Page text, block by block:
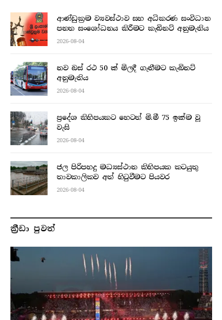
ආණ්ඩුක්‍රම ව්‍යවස්ථාව සහ අධිකරණ සංවිධාන
පනත සංශෝධනය කිරීමට කැබිනට් අනුමැතිය
2026-08-04
නව බස් රථ 50 ක් මිලදී ගැනීමට කැබිනට්
අනුමැතිය
2026-08-04
ප්‍රදේශ කිහිපයකට හෙටත් මි.මී 75 ඉක්ම වූ
වැසි
2026-08-04
ජල පිරිපහදු මධ්‍යස්ථාන කිහිපයක කටයුතු
තාවකාලිකව අත් හිටුවීමට පියවර
2026-08-04
ක්‍රීඩා පුවත්